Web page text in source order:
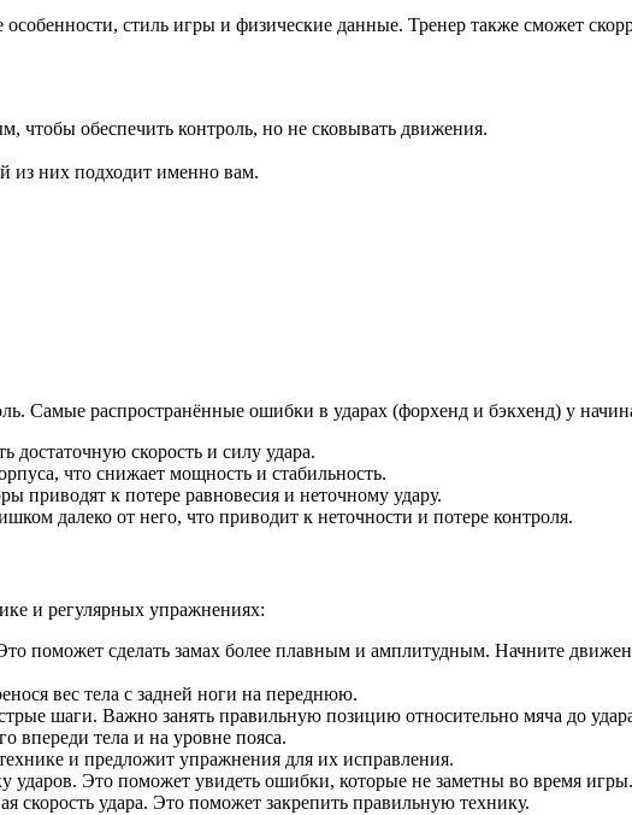
стиль игры и физические данные. Тренер также сможет
чтобы обеспечить контроль, но не сковывать движения.
из них подходит именно вам.
Самые распространённые ошибки в ударах (форхенд и бэкхенд) у
достаточную скорость и силу удара.
что снижает мощность и стабильность.
приводят к потере равновесия и неточному удару.
далеко от него, что приводит к неточности и потере контроля.
и регулярных упражнениях:
поможет сделать замах более плавным и амплитудным. Начните
вес тела с задней ноги на переднюю.
шаги. Важно занять правильную позицию относительно мяча до
впереди тела и на уровне пояса.
и предложит упражнения для их исправления.
ударов. Это поможет увидеть ошибки, которые не заметны во время игры.
скорость удара. Это поможет закрепить правильную технику.